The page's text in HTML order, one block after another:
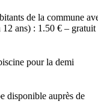
de la commune
ans) : 1.50 € – gratuit
pour la demi
disponible auprès de